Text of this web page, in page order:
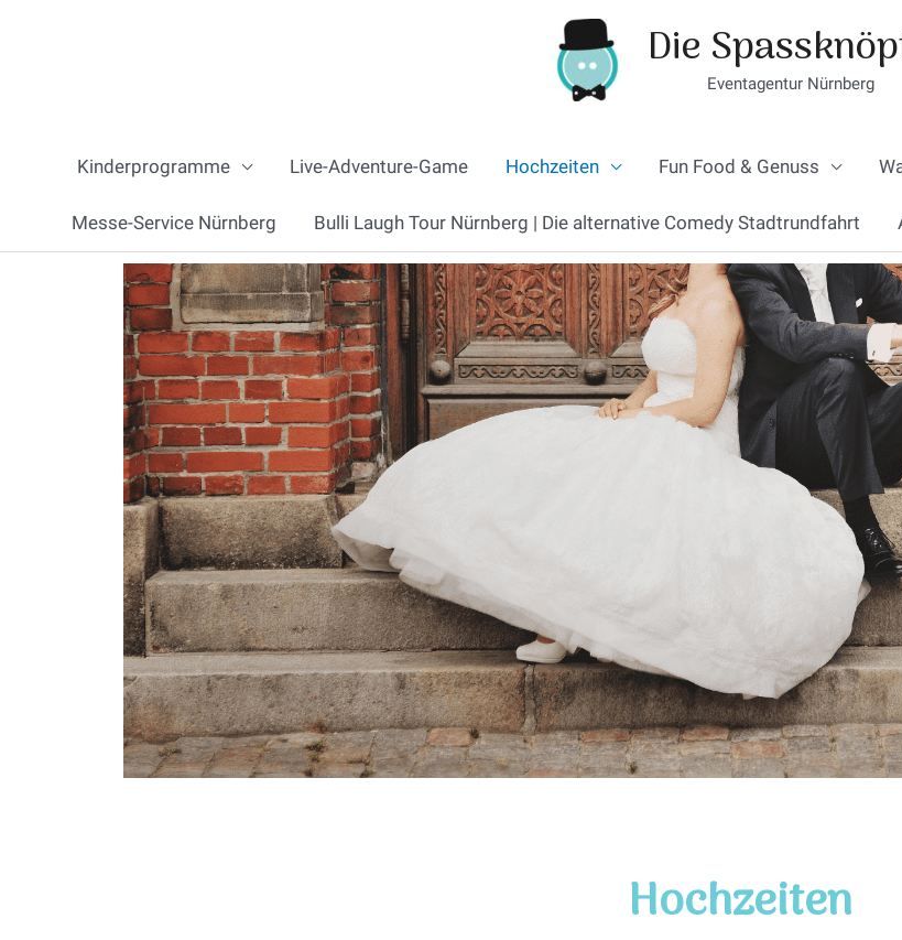
Die
Eventagentur Nürnberg
Kinderprogramme Live-Adventure-Game Hochzeiten Fun Food & Genuss
Messe-Service Nürnberg Bulli Laugh Tour Nürnberg | Die alternative Comedy Stadtrundfahrt
Hochzeiten